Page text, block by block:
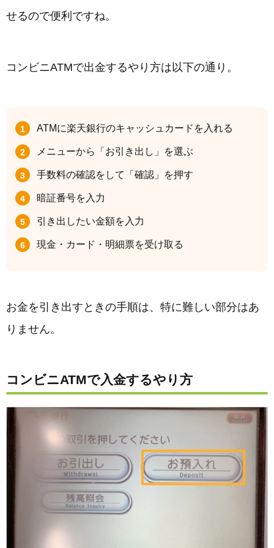
せるので便利ですね。
コンビニATMで出金するやり方は以下の通り。
ATMに楽天銀行のキャッシュカードを入れる
メニューから「お引き出し」を選ぶ
手数料の確認をして「確認」を押す
暗証番号を入力
引き出したい金額を入力
現金・カード・明細票を受け取る
お金を引き出すときの手順は、特に難しい部分はあ
りません。
コンビニATMで入金するやり方